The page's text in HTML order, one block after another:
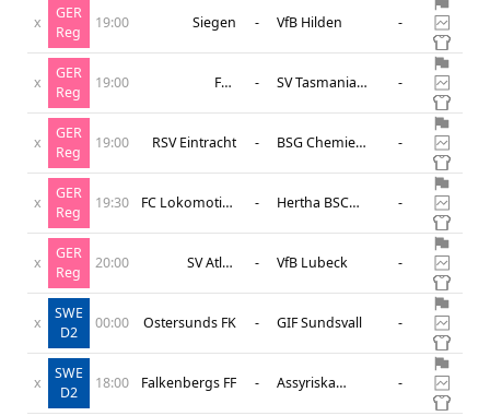
x
GER
Reg
19:00 Siegen - VfB Hilden -
x
GER
Reg
19:00
FSV
-
SV Tasmania
-
x
GER
Reg
19:00 RSV Eintracht -
BSG Chemie
-
x
GER
Reg
19:30
FC Lokomotive
-
Hertha BSC
-
x
GER
Reg
20:00
SV Atlas
- VfB Lubeck -
x
SWE
D2
00:00 Ostersunds FK - GIF Sundsvall -
x
SWE
D2
18:00 Falkenbergs FF -
Assyriska
-